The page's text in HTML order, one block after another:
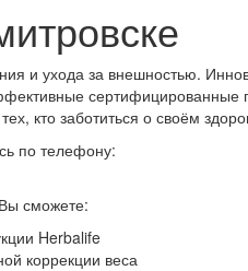
и ухода за внешностью.
сертифицированные
кто заботиться о своём
по телефону:
сможете:
Herbalife
коррекции веса